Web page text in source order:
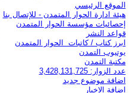
الموقع الرئيسي
هيئة ادارة الحوار المتمدن - للإتصال بنا
إحصائيات مؤسسة الحوار المتمدن
قواعد النشر
ابرز كتاب / كاتبات الحوار المتمدن
يوتيوب التمدن
مكتبة التمدن
عدد الزوار: 3,428,131,725
اضافة موضوع جديد
اضافة الاخبار